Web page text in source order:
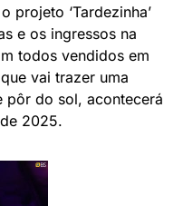
projeto ‘Tardezinha’
e os ingressos na
todos vendidos em
vai trazer uma
pôr do sol, acontecerá
2025.